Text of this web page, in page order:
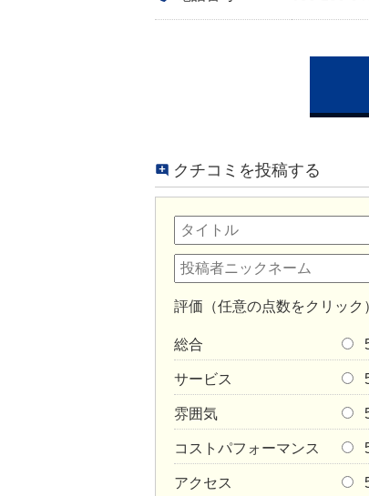
クチコミを投稿する
評価（任意の点数をクリック
総合
サービス
雰囲気
コストパフォーマンス
アクセス